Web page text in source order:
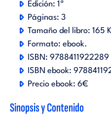
Edición: 1ª
Páginas: 3
Tamaño del libro: 165
Formato: ebook.
ISBN: 9788411922289
ISBN ebook:
Precio ebook: 6€
Sinopsis y Contenido